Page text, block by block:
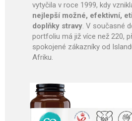
vytyčila v roce 1999, kdy
nejlepší možné, efektivní,
doplňky stravy. V současné
portfoliu má již více než 220,
spokojené zákazníky od
Afriku.